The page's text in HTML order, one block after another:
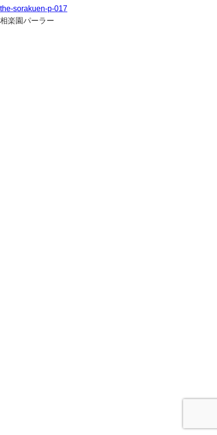
the-sorakuen-p-017
相楽園パーラー